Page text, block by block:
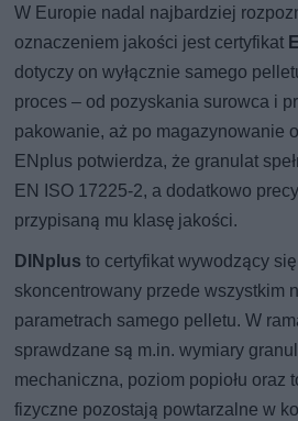
W Europie nadal najbardziej
oznaczeniem jakości jest certyfikat
dotyczy on wyłącznie samego
proces – od pozyskania surowca i
pakowanie, aż po magazynowanie
ENplus potwierdza, że granulat
EN ISO 17225-2, a dodatkowo
przypisaną mu klasę jakości.
DINplus to certyfikat wywodzący
skoncentrowany przede wszystkim
parametrach samego pelletu. W
sprawdzane są m.in. wymiary
mechaniczna, poziom popiołu oraz
fizyczne pozostają powtarzalne w